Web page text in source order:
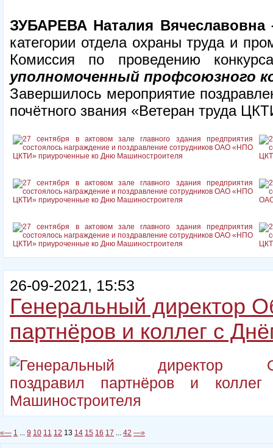
ЗУБАРЕВА Наталия Вячеславовна
категории отдела охраны труда и
Комиссия по проведению
уполномоченный профсоюзного
Завершилось мероприятие
почётного звания «Ветеран труда
26-09-2021, 15:53
Генеральный директор
партнёров и коллег с
«— 1 ... 9 10 11 12 13 14 15 16 17 ... 42 —»